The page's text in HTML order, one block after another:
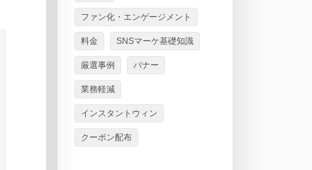
ファン化・エンゲージメント
料金 SNSマーケ基礎知識
厳選事例 バナー
業務軽減
インスタントウィン
クーポン配布